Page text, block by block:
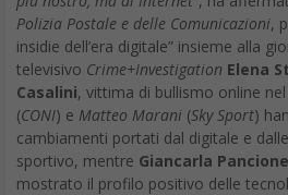
Polizia Postale e delle Comunicazioni,
insidie dell’era digitale” insieme alla
televisivo Crime+Investigation Elena
Casalini, vittima di bullismo online nel
(CONI) e Matteo Marani (Sky Sport)
cambiamenti portati dal digitale e
sportivo, mentre Giancarla Pancione
mostrato il profilo positivo delle